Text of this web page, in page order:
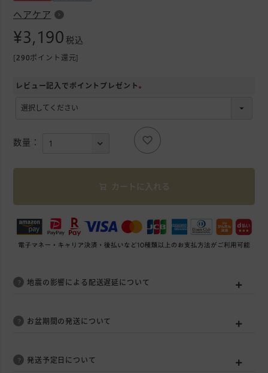
ヘアケア
¥3,190 税込
[290ポイント還元]
レビュー記入でポイントプレゼント
須
カートに入れる
地震の影響による配送遅延について
お盆期間の発送について
発送予定日について